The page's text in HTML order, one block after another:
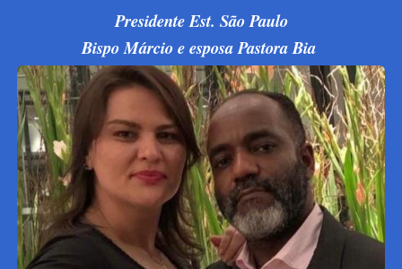
Presidente Est. São Paulo
Bispo Márcio e esposa Pastora Bia